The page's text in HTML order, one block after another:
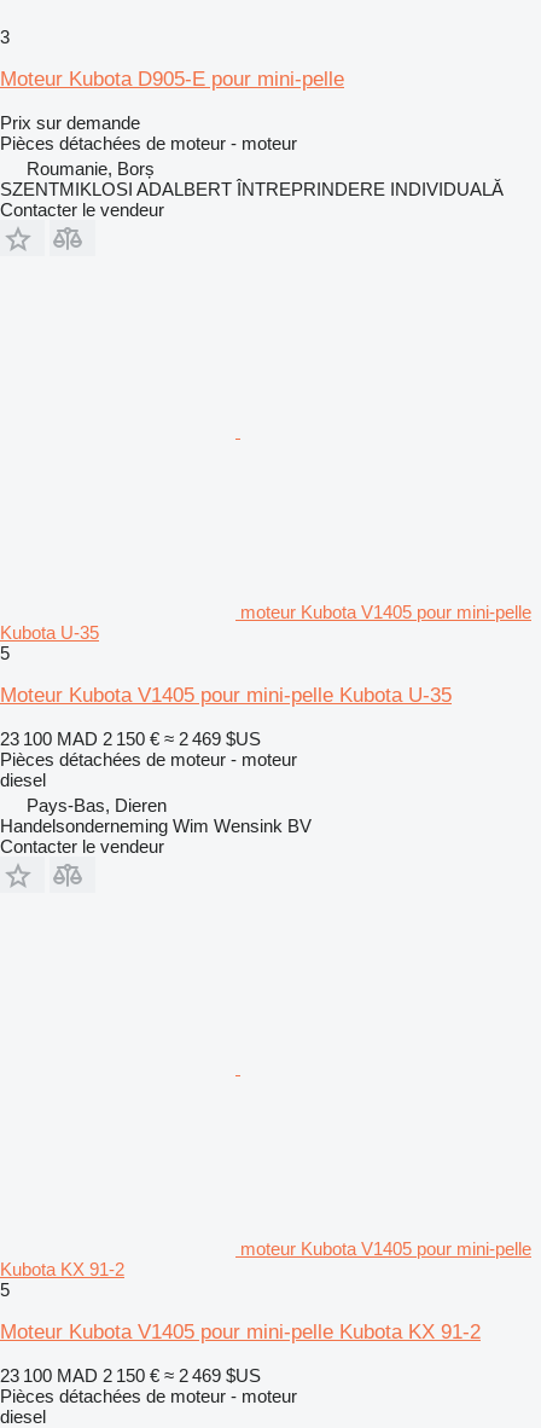
3
Moteur Kubota D905-E pour mini-pelle
Prix sur demande
Pièces détachées de moteur - moteur
Roumanie, Borș
SZENTMIKLOSI ADALBERT ÎNTREPRINDERE INDIVIDUALĂ
Contacter le vendeur
moteur Kubota V1405 pour mini-pelle
Kubota U-35
5
Moteur Kubota V1405 pour mini-pelle Kubota U-35
23 100 MAD 2 150 € ≈ 2 469 $US
Pièces détachées de moteur - moteur
diesel
Pays-Bas, Dieren
Handelsonderneming Wim Wensink BV
Contacter le vendeur
moteur Kubota V1405 pour mini-pelle
Kubota KX 91-2
5
Moteur Kubota V1405 pour mini-pelle Kubota KX 91-2
23 100 MAD 2 150 € ≈ 2 469 $US
Pièces détachées de moteur - moteur
diesel